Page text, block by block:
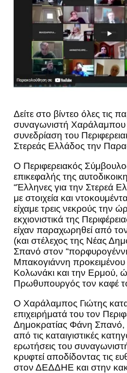
Δείτε στο βίντεο όλες τις
συναγωνιστή Χαράλαμπου
συνεδρίαση του
Στερεάς Ελλάδος την
Ο Περιφερειακός
επικεφαλής της
“Έλληνες για την Στερεά
με στοιχεία και
είχαμε τρεις νεκρούς την
εκχιονιστικά της
είχαν παραχωρηθεί από
(και στέλεχος της Νέας
Σπανό στον
Μπακογιάννη προκειμένου
Κολωνάκι και την Ερμού,
Πρωθυπουργός τον καφέ
Ο Χαράλαμπος Γιώτης
επιχειρήματά του τον
Δημοκρατίας Φάνη Σπανό,
από τις καταιγιστικές
ερωτήσεις του
κρυφτεί αποδίδοντας τις
στον ΔΕΔΔΗΕ και στην